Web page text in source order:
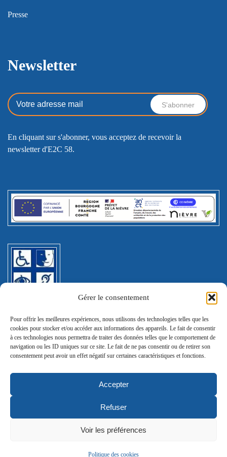
Gérer le consentement
Pour offrir les meilleures expériences, nous utilisons des technologies telles que les
cookies pour stocker et/ou accéder aux informations des appareils. Le fait de consentir
à ces technologies nous permettra de traiter des données telles que le comportement de
navigation ou les ID uniques sur ce site. Le fait de ne pas consentir ou de retirer son
consentement peut avoir un effet négatif sur certaines caractéristiques et fonctions.
Accepter
Refuser
Voir les préférences
Politique des cookies
Presse
Newsletter
En cliquant sur s'abonner, vous acceptez de recevoir la
newsletter d'E2C 58.
© E2C Nièvre
Politique de confidentialité
[wt_cli_manage_consent]
Mentions légales
: IMPAAKT